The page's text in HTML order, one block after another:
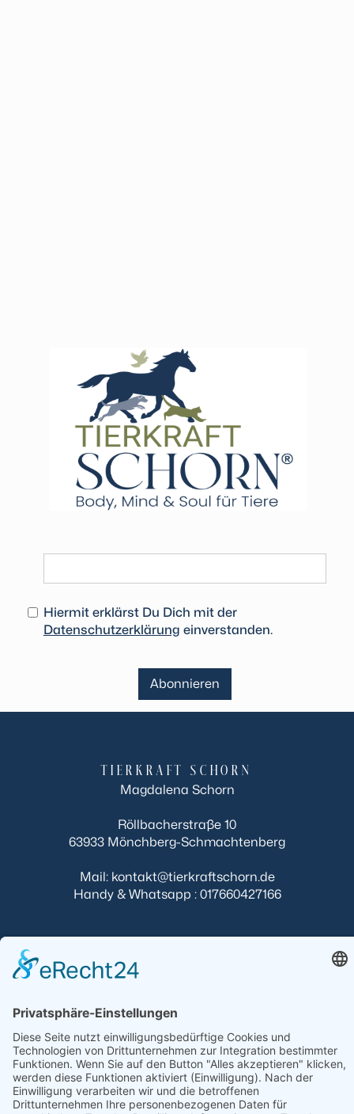
Hiermit erklärst Du Dich mit der
Datenschutzerklärung einverstanden.
TIERKRAFT SCHORN
Magdalena Schorn
Röllbacherstraße 10
63933 Mönchberg-Schmachtenberg
Mail: kontakt@tierkraftschorn.de
Handy & Whatsapp : 017660427166